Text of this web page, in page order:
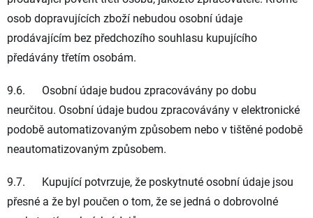
osob dopravujících zboží nebudou osobní údaje
prodávajícím bez předchozího souhlasu kupujícího
předávány třetím osobám.
9.6. Osobní údaje budou zpracovávány po dobu
neurčitou. Osobní údaje budou zpracovávány v elektronické
podobě automatizovaným způsobem nebo v tištěné podobě
neautomatizovaným způsobem.
9.7. Kupující potvrzuje, že poskytnuté osobní údaje jsou
přesné a že byl poučen o tom, že se jedná o dobrovolné